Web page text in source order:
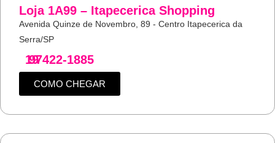
Loja 1A99 – Itapecerica Shopping
Avenida Quinze de Novembro, 89 - Centro Itapecerica da
Serra/SP
19
97422-1885
COMO CHEGAR